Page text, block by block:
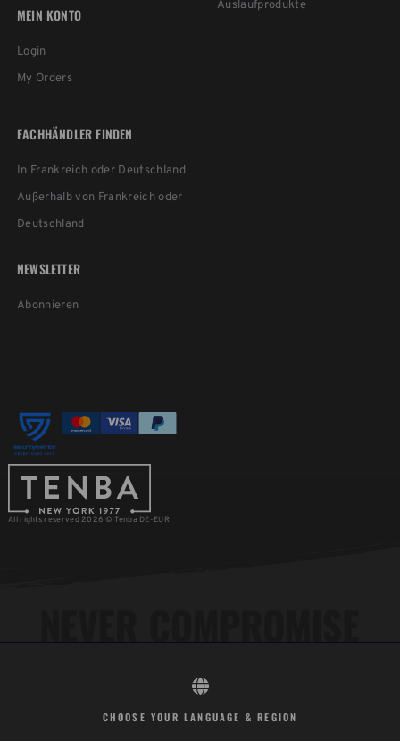
Auslaufprodukte
MEIN KONTO
Login
My Orders
FACHHÄNDLER FINDEN
In Frankreich oder Deutschland
Außerhalb von Frankreich oder
Deutschland
NEWSLETTER
Abonnieren
All rights reserved 2026 © Tenba DE-EUR
CHOOSE YOUR LANGUAGE & REGION